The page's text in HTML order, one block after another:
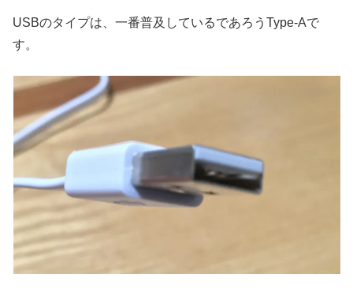
USBのタイプは、一番普及しているであろうType-Aで
す。